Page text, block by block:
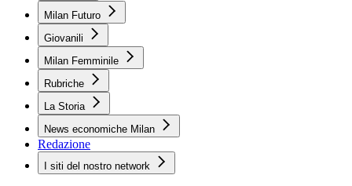
Milan Futuro
Giovanili
Milan Femminile
Rubriche
La Storia
News economiche Milan
Redazione
I siti del nostro network